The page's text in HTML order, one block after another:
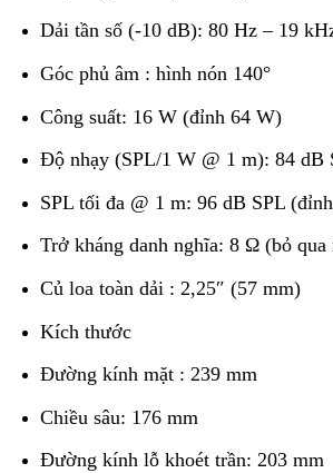
Dải tần số (-10 dB): 80 Hz – 19
Góc phủ âm : hình nón 140°
Công suất: 16 W (đỉnh 64 W)
Độ nhạy (SPL/1 W @ 1 m): 84 dB
SPL tối đa @ 1 m: 96 dB SPL
Trở kháng danh nghĩa: 8 Ω (bỏ qua
Củ loa toàn dải : 2,25″ (57 mm)
Kích thước
Đường kính mặt : 239 mm
Chiều sâu: 176 mm
Đường kính lỗ khoét trần: 203 mm